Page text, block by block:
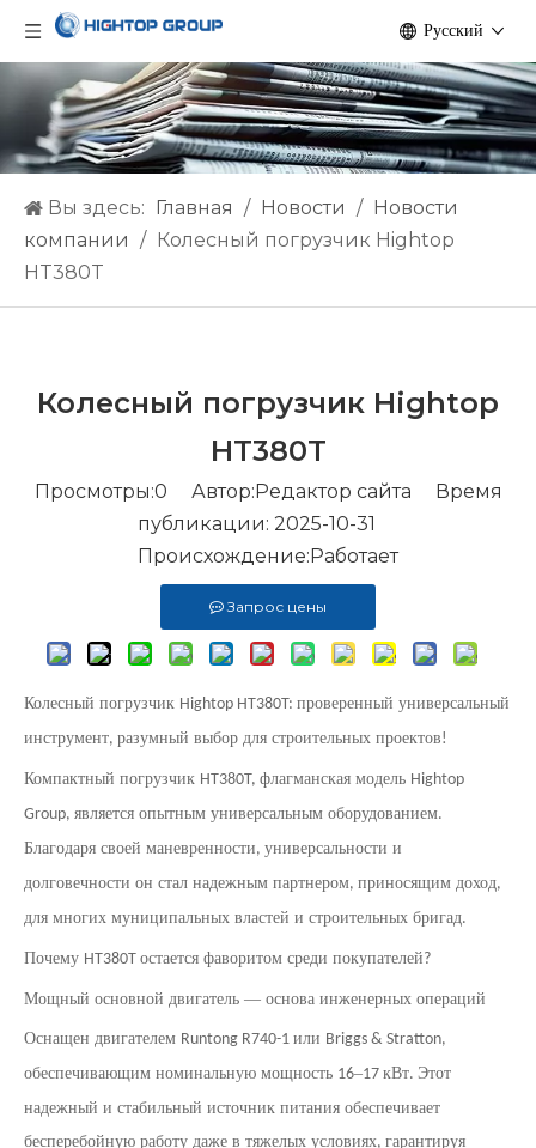
Pусский
Вы здесь: Главная / Hовости /
Новости
компании /
Колесный погрузчик Hightop
HT380T
Колесный погрузчик Hightop
HT380T
Просмотры:0 Автор:Pедактор сайта Время
публикации: 2025-10-31
Происхождение: Работает
Запрос цены
Колесный погрузчик Hightop HT380T: проверенный универсальный
инструмент, разумный выбор для строительных проектов!
Компактный погрузчик HT380T, флагманская модель Hightop
Group, является опытным универсальным оборудованием.
Благодаря своей маневренности, универсальности и
долговечности он стал надежным партнером, приносящим доход,
для многих муниципальных властей и строительных бригад.
Почему HT380T остается фаворитом среди покупателей?
Мощный основной двигатель — основа инженерных операций
Оснащен двигателем Runtong R740-1 или Briggs & Stratton,
обеспечивающим номинальную мощность 16–17 кВт. Этот
надежный и стабильный источник питания обеспечивает
бесперебойную работу даже в тяжелых условиях, гарантируя